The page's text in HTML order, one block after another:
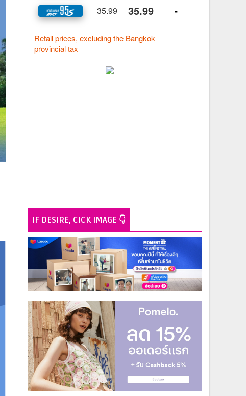
IF DESIRE, CICK IMAGE 👇